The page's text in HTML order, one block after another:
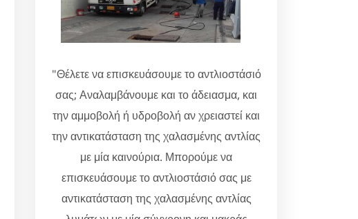
"Θέλετε να επισκευάσουμε το αντλιοστάσιό
σας; Αναλαμβάνουμε και το άδειασμα, και
την αμμοβολή ή υδροβολή αν χρειαστεί και
την αντικατάσταση της χαλασμένης αντλίας
με μία καινούρια. Μπορούμε να
επισκευάσουμε το αντλιοστάσιό σας με
αντικατάσταση της χαλασμένης αντλίας